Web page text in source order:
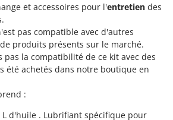
et accessoires pour l'entretien des
pas compatible avec d'autres
produits présents sur le marché.
pas la compatibilité de ce kit avec des
été achetés dans notre boutique en
:
L d'huile . Lubrifiant spécifique pour